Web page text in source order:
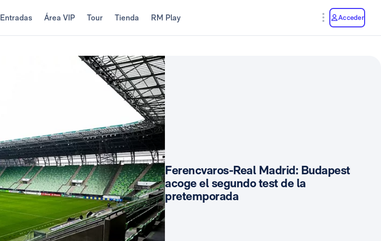
Entradas Área VIP Tour Tienda RM Play Acceder
Ferencvaros-Real Madrid: Budapest
acoge el segundo test de la
pretemporada